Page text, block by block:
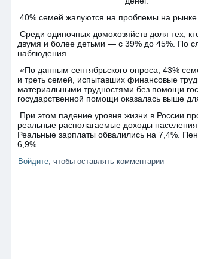
40% семей жалуются на проблемы на рынке
Среди одиночных домохозяйств доля тех,
двумя и более детьми — с 39% до 45%. По
наблюдения.
«По данным сентябрьского опроса, 43%
и треть семей, испытавших финансовые
материальными трудностями без помощи
государственной помощи оказалась выше
При этом падение уровня жизни в России
реальные располагаемые доходы
Реальные зарплаты обвалились на 7,4%.
6,9%.
Войдите , чтобы оставлять комментарии